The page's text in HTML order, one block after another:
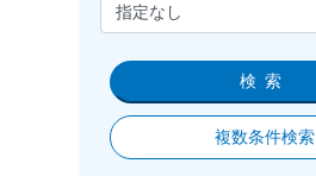
検索
複数条件検索